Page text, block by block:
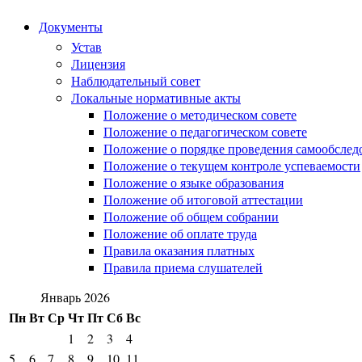
Документы
Устав
Лицензия
Наблюдательный совет
Локальные нормативные акты
Положение о методическом совете
Положение о педагогическом совете
Положение о порядке проведения
Положение о текущем контроле успеваемости
Положение о языке образования
Положение об итоговой аттестации
Положение об общем собрании
Положение об оплате труда
Правила оказания платных
Правила приема слушателей
Январь 2026
ПнВтСрЧтПтСбВс
1 2 3
4
5
6 7 8 9 10 11